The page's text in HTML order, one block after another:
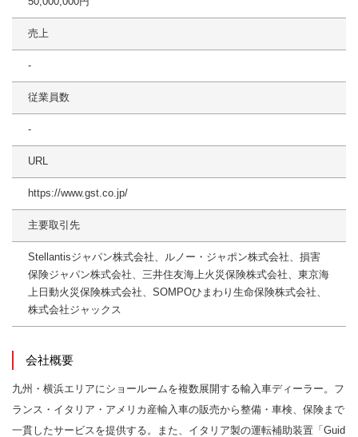
売上
-
従業員数
-
URL
https://www.gst.co.jp/
主要取引先
Stellantisジャパン株式会社、ルノー・ジャポン株式会社、損害
保険ジャパン株式会社、三井住友海上火災保険株式会社、東京海
上日動火災保険株式会社、SOMPOひまわり生命保険株式会社、
株式会社ジャックス
会社概要
九州・横浜エリアにショールームを複数展開する輸入車ディーラー。フ
ランス・イタリア・アメリカ産輸入車の販売から整備・車検、保険まで
一貫したサービスを提供する。また、イタリア製の運転補助装置「Guid